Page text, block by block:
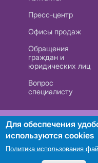
Пресс-центр
Офисы продаж
Обращения
граждан и
юридических лиц
Вопрос
специалисту
РУП
Для обеспечения
используются cookies
Политика использования